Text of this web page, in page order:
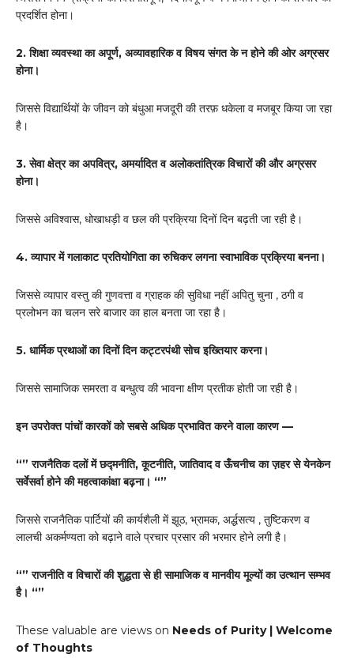
प्रदर्शित होना।
2. शिक्षा व्यवस्था का अपूर्ण, अव्यावहारिक व विषय संगत के न होने की ओर अग्रसर
होना।
जिससे विद्यार्थियों के जीवन को बंधुआ मजदूरी की तरफ़ धकेला व मजबूर किया जा रहा
है।
3. सेवा क्षेत्र का अपवित्र, अमर्यादित व अलोकतांत्रिक विचारों की और अग्रसर
होना।
जिससे अविश्वास, धोखाधड़ी व छल की प्रक्रिया दिनों दिन बढ़ती जा रही है।
4. व्यापार में गलाकाट प्रतियोगिता का रुचिकर लगना स्वाभाविक प्रक्रिया बनना।
जिससे व्यापार वस्तु की गुणवत्ता व ग्राहक की सुविधा नहीं अपितु चुना , ठगी व
प्रलोभन का चलन सरे बाजार का हाल बनता जा रहा है।
5. धार्मिक प्रथाओं का दिनों दिन कट्टरपंथी सोच इख्तियार करना।
जिससे सामाजिक समरता व बन्धुत्व की भावना क्षीण प्रतीक होती जा रही है।
इन उपरोक्त पांचों कारकों को सबसे अधिक प्रभावित करने वाला कारण —
“” राजनैतिक दलों में छद्मनीति, कूटनीति, जातिवाद व ऊँचनीच का ज़हर से येनकेन
सर्वेसर्वा होने की महत्वाकांक्षा बढ़ना। “”
जिससे राजनैतिक पार्टियों की कार्यशैली में झूठ, भ्रामक, अर्द्धसत्य , तुष्टिकरण व
लालची अकर्मण्यता को बढ़ाने वाले प्रचार प्रसार की भरमार होने लगी है।
“” राजनीति व विचारों की शुद्धता से ही सामाजिक व मानवीय मूल्यों का उत्थान सम्भव
है। “”
These valuable are views on Needs of Purity | Welcome
of Thoughts